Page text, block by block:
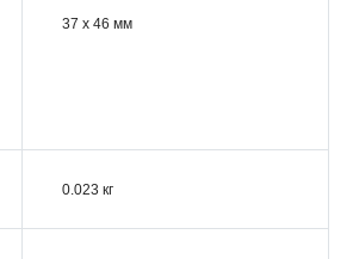
37 x 46 мм
0.023 кг